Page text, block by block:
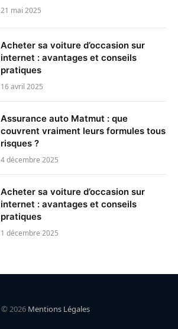
21 mai 2025
Acheter sa voiture d’occasion sur
internet : avantages et conseils
pratiques
16 avril 2025
Assurance auto Matmut : que
couvrent vraiment leurs formules tous
risques ?
4 décembre 2025
Acheter sa voiture d’occasion sur
internet : avantages et conseils
pratiques
1 décembre 2025
© 2026 Mentions Légales